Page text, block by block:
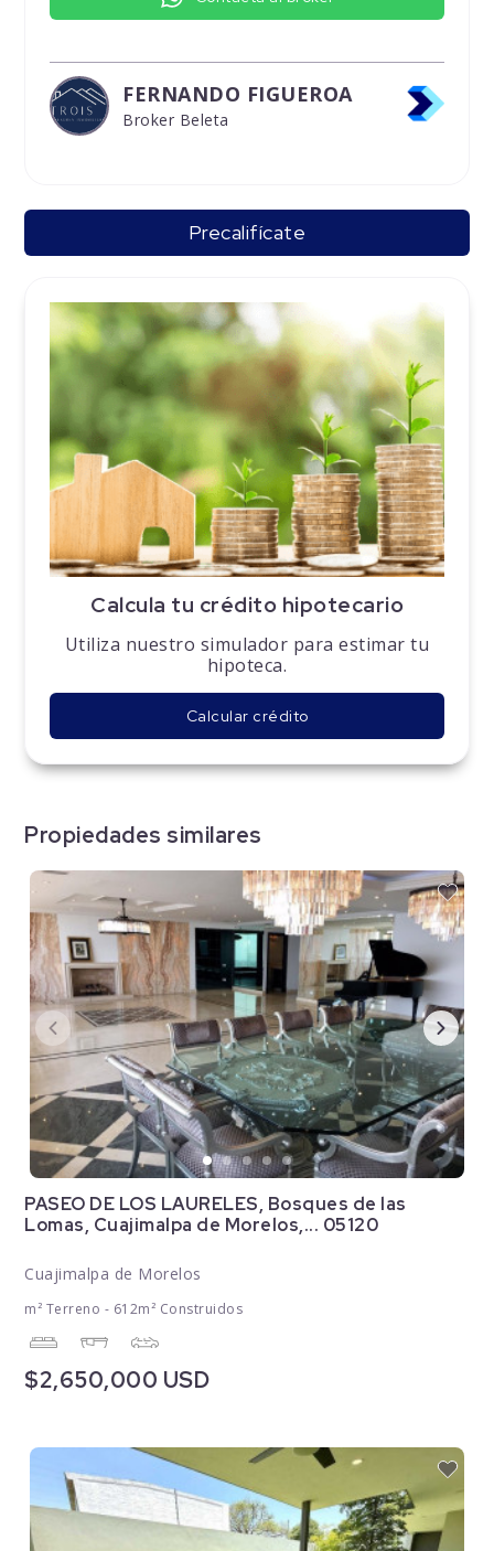
FERNANDO FIGUEROA
Broker Beleta
Precalifícate
Calcula tu crédito hipotecario
Utiliza nuestro simulador para estimar tu
hipoteca.
Calcular crédito
Propiedades similares
PASEO DE LOS LAURELES, Bosques de las
Lomas, Cuajimalpa de Morelos,... 05120
Cuajimalpa de Morelos
m² Terreno - 612m² Construidos
$2,650,000 USD